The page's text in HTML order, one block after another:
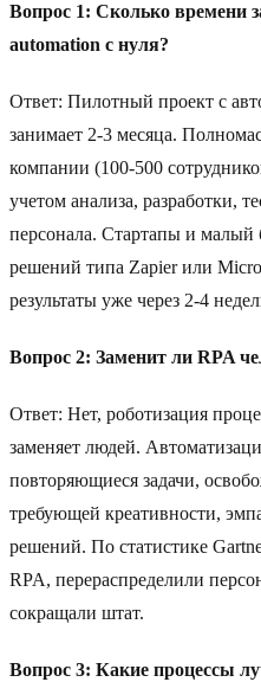
Вопрос 1: Сколько времени
automation с нуля?
Ответ: Пилотный проект с
занимает 2-3 месяца.
компании (100-500
учетом анализа, разработки,
персонала. Стартапы и малый
решений типа Zapier или
результаты уже через 2-4
Вопрос 2: Заменит ли RPA
Ответ: Нет, роботизация
заменяет людей.
повторяющиеся задачи,
требующей креативности,
решений. По статистике
RPA, перераспределили
сокращали штат.
Вопрос 3: Какие процессы